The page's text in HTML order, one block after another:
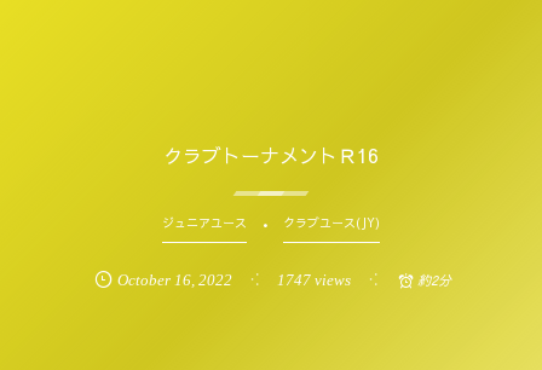
クラブトーナメントＲ16
ジュニアユース クラブユース(JY)
October 16, 2022 1747 views 約2分